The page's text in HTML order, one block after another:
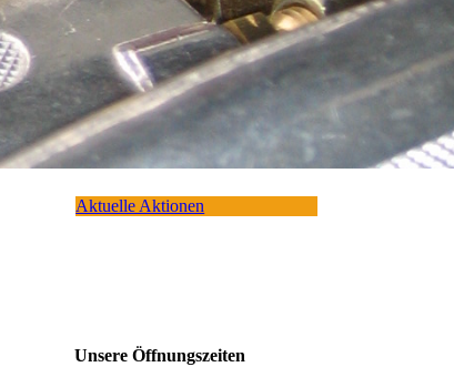
Aktuelle Aktionen
Unsere Öffnungszeiten